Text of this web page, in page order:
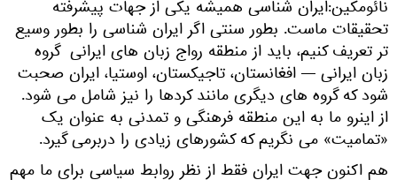
نائومکین:ایران شناسی همیشه یکی از جهات پیشرفته
تحقیقات ماست. بطور سنتی اگر ایران شناسی را بطور وسیع
تر تعریف کنیم، باید از منطقه رواج زبان های ایرانی گروه
زبان ایرانی — افغانستان، تاجیکستان، اوستیا، ایران صحبت
شود که گروه های دیگری مانند کردها را نیز شامل می شود.
از اینرو ما به این منطقه فرهنگی و تمدنی به عنوان یک
«تمامیت» می نگریم که کشورهای زیادی را دربرمی گیرد.
هم اکنون جهت ایران فقط از نظر روابط سیاسی برای ما مهم